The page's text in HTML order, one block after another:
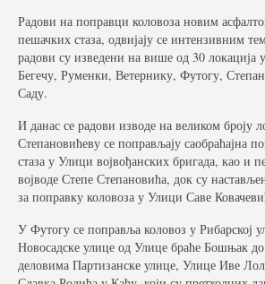
Радови на поправци коловоза новим
пешачких стаза, одвијају се интензивним
радови су изведени на више од 30 локација
Бегечу, Руменки, Ветернику, Футогу,
Саду.
И данас се радови изводе на великом броју
Степановићеву се поправљају саобраћајна
стаза у Улици војвођанских бригада, као и
војводе Степе Степановића, док су
за поправку коловоза у Улици Саве
У Футогу се поправља коловоз у Рибарској
Новосадске улице од Улице браће Бошњак
деловима Партизанске улице, Улице Иве